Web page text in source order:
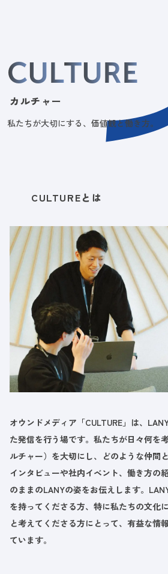
CULTURE
カルチャー
私たちが大切にする、価値観と働き方。
CULTUREとは
オウンドメディア「CULTURE」は、
た発信を行う場です。私たちが日々何を
ルチャー）を大切にし、どのような仲間
インタビューや社内イベント、働き方の
のままのLANYの姿をお伝えします。
を持ってくださる方、特に私たちの文化
と考えてくださる方にとって、有益な情
ています。